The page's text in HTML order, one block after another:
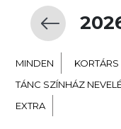
MINDEN KORTÁRS
TÁNC SZÍNHÁZ
EXTRA